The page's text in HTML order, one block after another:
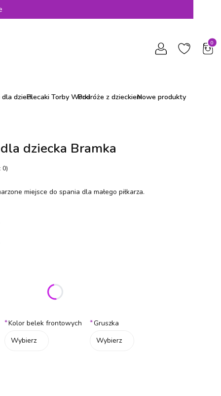
dzieciPlecaki Torby WorkiPodróże z dzieckiemNowe produkty
dziecka Bramka
0)
miejsce do spania dla małego piłkarza.
*Kolor belek frontowych
Wybierz
*Gruszka
Wybierz